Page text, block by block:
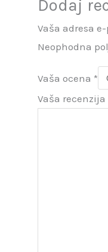
Dodaj
Vaša adresa
Neophodna
Vaša ocena *
Vaša recenzija